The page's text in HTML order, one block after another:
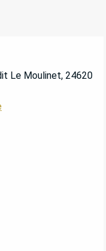
Le Moulinet, 24620